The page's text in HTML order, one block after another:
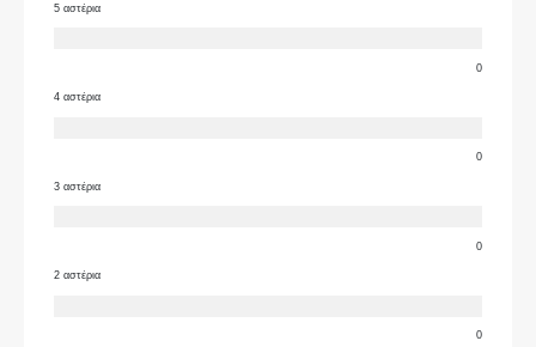
5 αστέρια
0
4 αστέρια
0
3 αστέρια
0
2 αστέρια
0